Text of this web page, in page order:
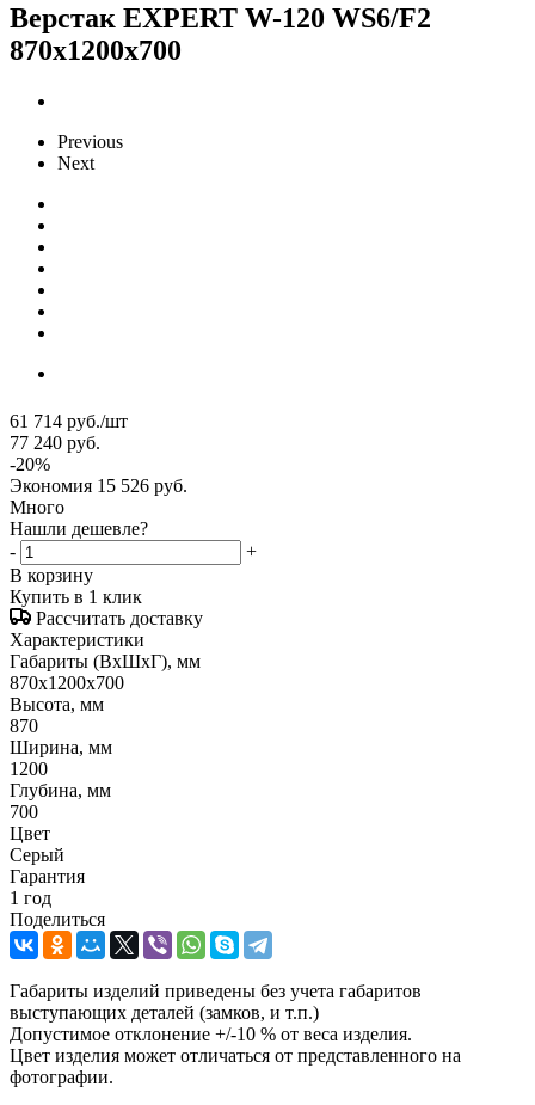
Верстак EXPERT W-120 WS6/F2
870x1200x700
Previous
Next
61 714 руб./шт
77 240 руб.
-20%
Экономия 15 526 руб.
Много
Нашли дешевле?
-
+
В корзину
Купить в 1 клик
Рассчитать доставку
Характеристики
Габариты (ВxШxГ), мм
870x1200x700
Высота, мм
870
Ширина, мм
1200
Глубина, мм
700
Цвет
Серый
Гарантия
1 год
Поделиться
Габариты изделий приведены без учета габаритов
выступающих деталей (замков, и т.п.)
Допустимое отклонение +/-10 % от веса изделия.
Цвет изделия может отличаться от представленного на
фотографии.